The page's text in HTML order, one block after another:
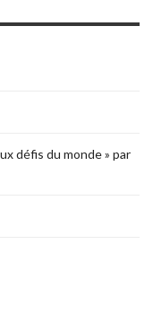
défis du monde » par